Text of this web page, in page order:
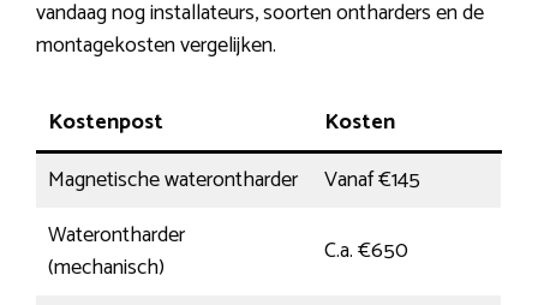
vandaag nog installateurs, soorten ontharders en de
montagekosten vergelijken.
Kostenpost
Kosten
Magnetische waterontharder
Vanaf €145
Waterontharder
(mechanisch)
C.a. €650